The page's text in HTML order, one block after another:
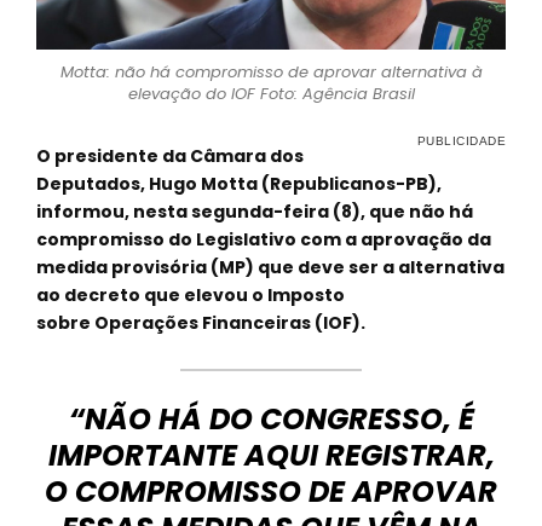
Motta: não há compromisso de aprovar alternativa à
elevação do IOF Foto: Agência Brasil
O presidente da Câmara dos
Deputados, Hugo Motta (Republicanos-PB),
informou, nesta segunda-feira (8), que não há
compromisso do Legislativo com a aprovação da
medida provisória (MP) que deve ser a alternativa
ao decreto que elevou o Imposto
sobre Operações Financeiras (IOF).
“NÃO HÁ DO CONGRESSO, É
IMPORTANTE AQUI REGISTRAR,
O COMPROMISSO DE APROVAR